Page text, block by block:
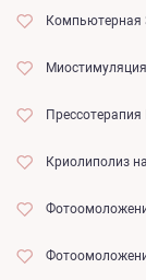
Компьютерная
Криолиполиз